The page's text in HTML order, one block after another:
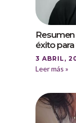
éxito
3 ABRIL,
Leer más »